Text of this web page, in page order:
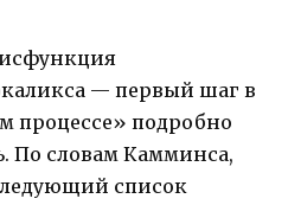
— первый шаг в
процессе» подробно
По словам Камминса,
список